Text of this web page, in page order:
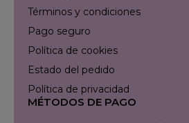
Términos y condiciones
Pago seguro
Política de cookies
Estado del pedido
Política de privacidad
MÉTODOS DE PAGO